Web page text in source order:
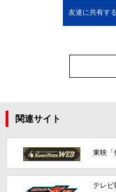
友達に共有する
関連サイト
東映「
テレビ